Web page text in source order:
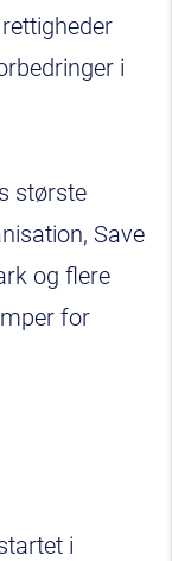
i
største
Save
og flere
for
i